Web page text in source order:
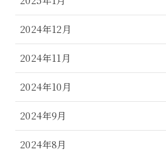
2024年12月
2024年11月
2024年10月
2024年9月
2024年8月